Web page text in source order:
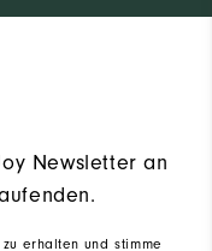
Newsletter an
erhalten und stimme